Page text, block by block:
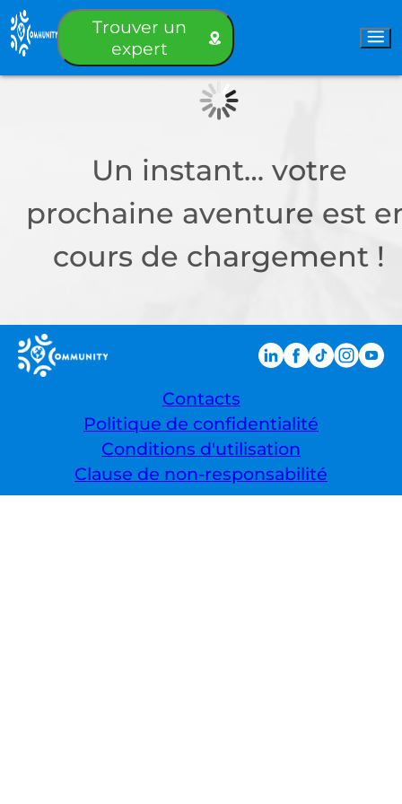
Trouver un
expert
Un instant… votre
prochaine aventure est
cours de chargement !
Contacts
Politique de confidentialité
Conditions d'utilisation
Clause de non-responsabilité